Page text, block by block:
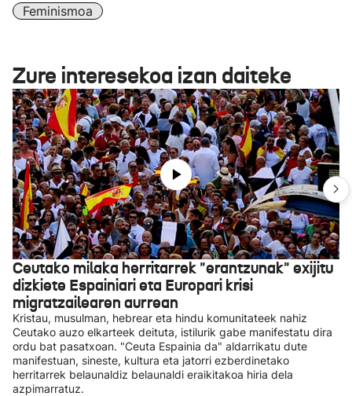
Feminismoa
Zure interesekoa izan daiteke
Ceutako milaka herritarrek "erantzunak" exijitu
dizkiete Espainiari eta Europari krisi
migratzailearen aurrean
Kristau, musulman, hebrear eta hindu komunitateek nahiz
Ceutako auzo elkarteek deituta, istilurik gabe manifestatu dira
ordu bat pasatxoan. "Ceuta Espainia da" aldarrikatu dute
manifestuan, sineste, kultura eta jatorri ezberdinetako
herritarrek belaunaldiz belaunaldi eraikitakoa hiria dela
azpimarratuz.